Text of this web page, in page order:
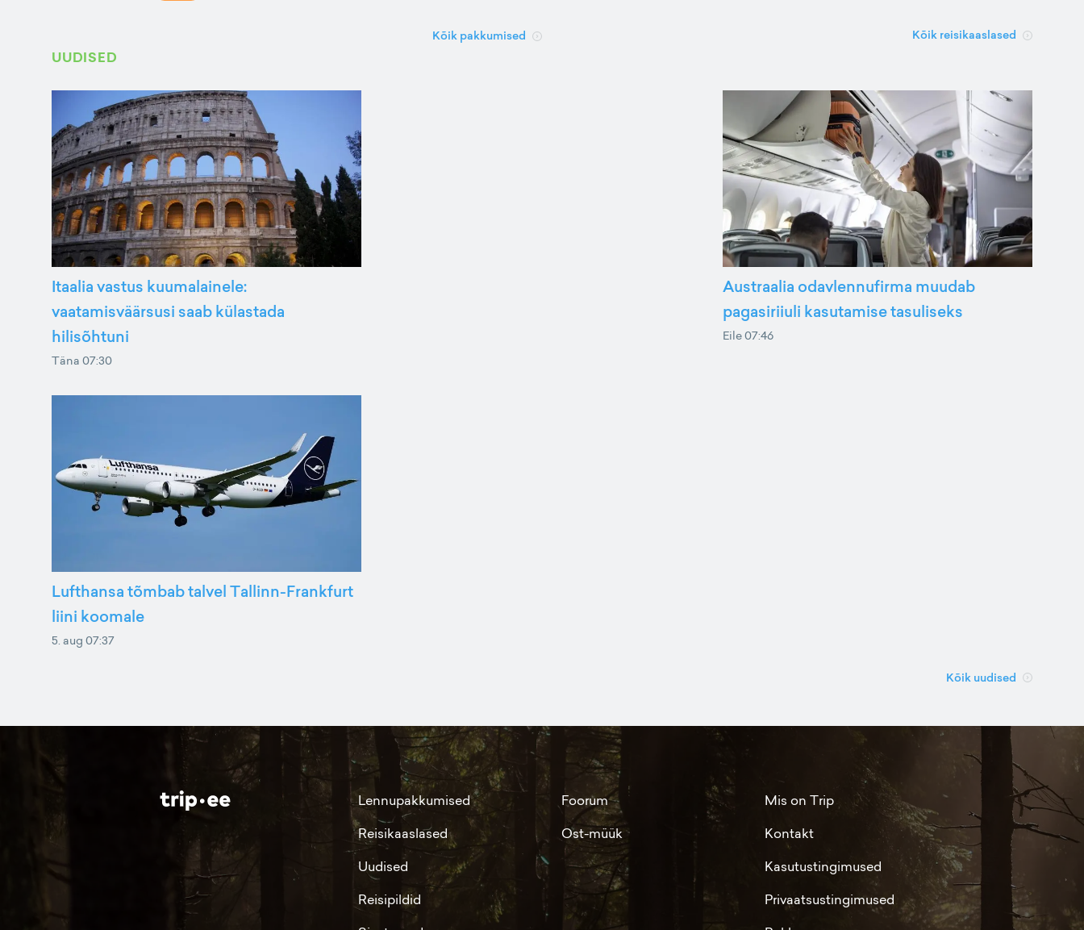
Kõik pakkumised Kõik reisikaaslased
UUDISED
Itaalia vastus kuumalainele:
vaatamisväärsusi saab külastada
hilisõhtuni
Täna 07:30
Austraalia odavlennufirma muudab
pagasiriiuli kasutamise tasuliseks
Eile 07:46
Lufthansa tõmbab talvel Tallinn-Frankfurt
liini koomale
5. aug 07:37
Kõik uudised
Lennupakkumised
Reisikaaslased
Uudised
Reisipildid
Foorum
Ost-müük
Mis on Trip
Kontakt
Kasutustingimused
Privaatsustingimused